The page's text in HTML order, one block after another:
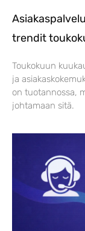
trendit
Toukokuun
ja
on tuotannossa,
johtamaan sitä.